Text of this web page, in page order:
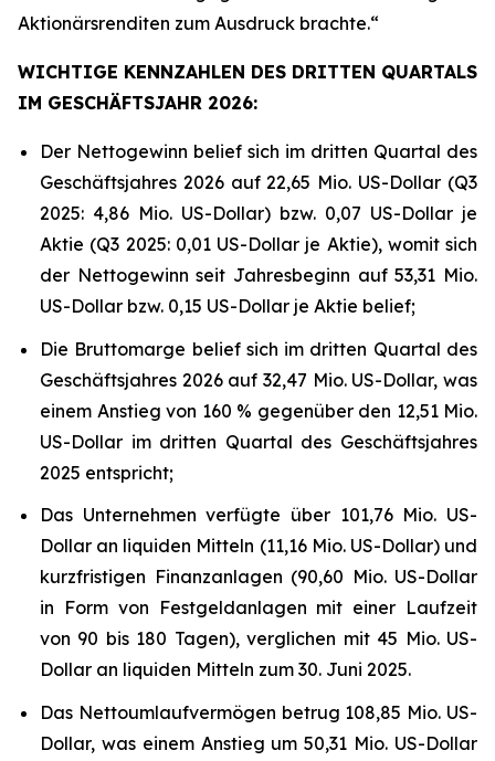
Aktionärsrenditen zum Ausdruck brachte.“
WICHTIGE KENNZAHLEN DES DRITTEN QUARTALS
IM GESCHÄFTSJAHR 2026:
Der Nettogewinn belief sich im dritten Quartal des
Geschäftsjahres 2026 auf 22,65 Mio. US-Dollar (Q3
2025: 4,86 Mio. US-Dollar) bzw. 0,07 US-Dollar je
Aktie (Q3 2025: 0,01 US-Dollar je Aktie), womit sich
der Nettogewinn seit Jahresbeginn auf 53,31 Mio.
US-Dollar bzw. 0,15 US-Dollar je Aktie belief;
Die Bruttomarge belief sich im dritten Quartal des
Geschäftsjahres 2026 auf 32,47 Mio. US-Dollar, was
einem Anstieg von 160 % gegenüber den 12,51 Mio.
US-Dollar im dritten Quartal des Geschäftsjahres
2025 entspricht;
Das Unternehmen verfügte über 101,76 Mio. US-
Dollar an liquiden Mitteln (11,16 Mio. US-Dollar) und
kurzfristigen Finanzanlagen (90,60 Mio. US-Dollar
in Form von Festgeldanlagen mit einer Laufzeit
von 90 bis 180 Tagen), verglichen mit 45 Mio. US-
Dollar an liquiden Mitteln zum 30. Juni 2025.
Das Nettoumlaufvermögen betrug 108,85 Mio. US-
Dollar, was einem Anstieg um 50,31 Mio. US-Dollar